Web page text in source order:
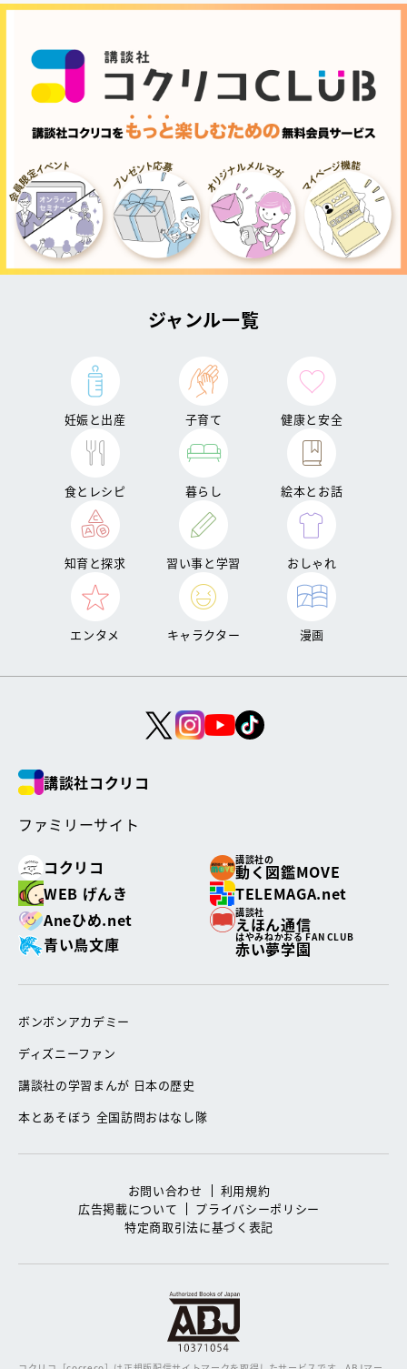
ジャンル一覧
妊娠と出産 子育て 健康と安全
食とレシピ 暮らし 絵本とお話
知育と探求 習い事と学習 おしゃれ
エンタメ キャラクター 漫画
講談社コクリコ
ファミリーサイト
コクリコ
講談社の
動く図鑑MOVE
WEB げんき
TELEMAGA.net
Aneひめ.net
講談社
えほん通信
青い鳥文庫
はやみねかおる FAN CLUB
赤い夢学園
ボンボンアカデミー
ディズニーファン
講談社の学習まんが 日本の歴史
本とあそぼう 全国訪問おはなし隊
お問い合わせ
利用規約
広告掲載について
プライバシーポリシー
特定商取引法に基づく表記